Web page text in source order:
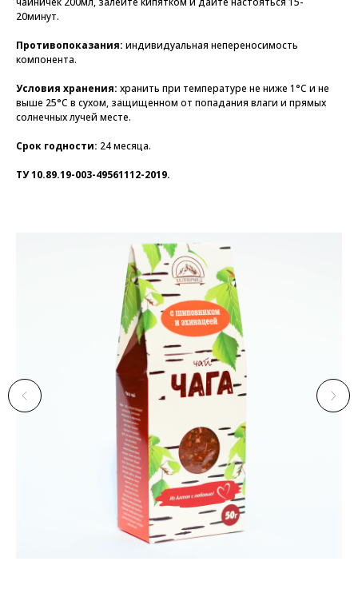
20минут.
Противопоказания: индивидуальная непереносимость
компонента.
Условия хранения: хранить при температуре не ниже 1°C и не
выше 25°C в сухом, защищенном от попадания влаги и прямых
солнечных лучей месте.
Срок годности: 24 месяца.
ТУ 10.89.19-003-49561112-2019.